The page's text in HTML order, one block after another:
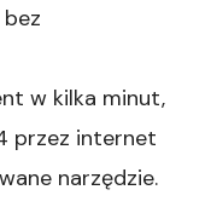
w kilka minut,
przez internet
narzędzie.